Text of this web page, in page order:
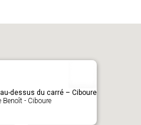
dessus du carré – Ciboure
Benoît - Ciboure